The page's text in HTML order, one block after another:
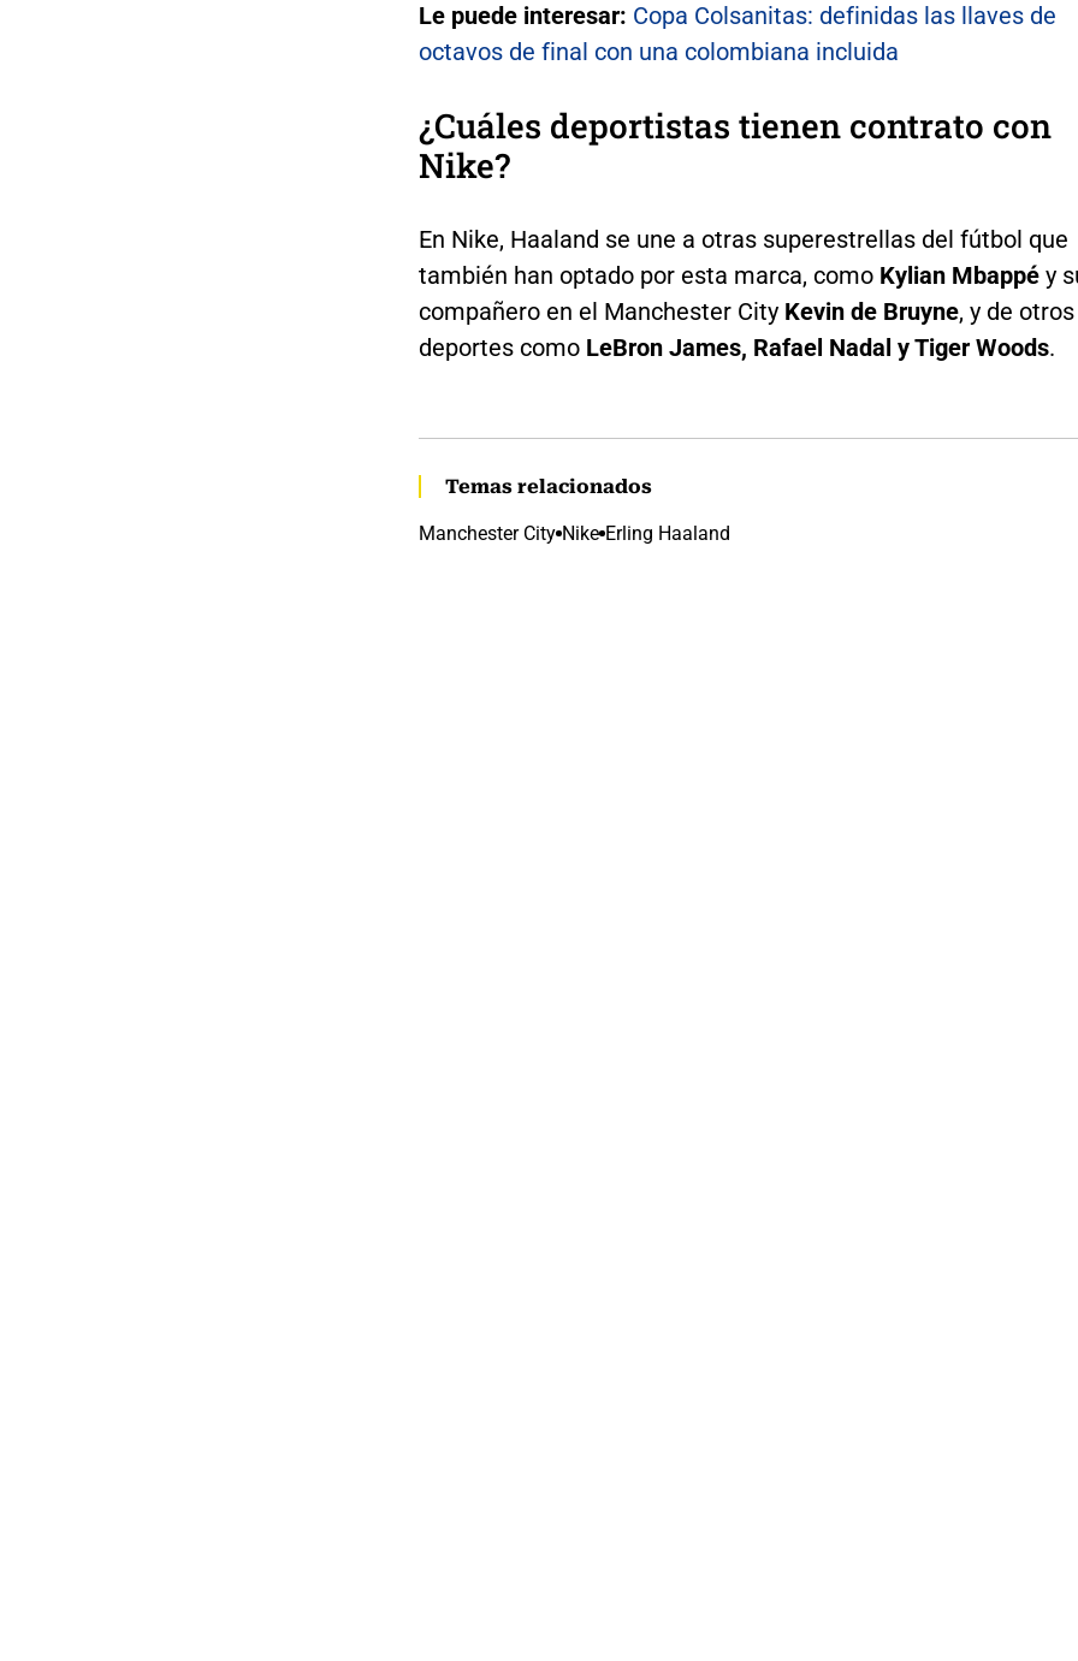
Le puede interesar: Copa Colsanitas: definidas las llaves de
octavos de final con una colombiana incluida
¿Cuáles deportistas tienen contrato con
Nike?
En Nike, Haaland se une a otras superestrellas del fútbol que
también han optado por esta marca, como Kylian Mbappé y
compañero en el Manchester City Kevin de Bruyne, y de otros
deportes como LeBron James, Rafael Nadal y Tiger Woods.
Temas relacionados
Manchester City Nike Erling Haaland